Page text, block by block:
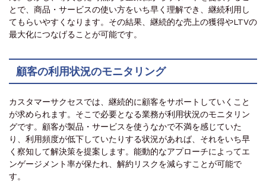
とで、商品・サービスの使い方をいち早く理解でき、継続利用し
てもらいやすくなります。その結果、継続的な売上の獲得やLTVの
最大化につなげることが可能です。
顧客の利用状況のモニタリング
カスタマーサクセスでは、継続的に顧客をサポートしていくこと
が求められます。そこで必要となる業務が利用状況のモニタリン
グです。顧客が製品・サービスを使うなかで不満を感じていた
り、利用頻度が低下していたりする状況があれば、それをいち早
く察知して解決策を提案します。能動的なアプローチによってエ
ンゲージメント率が保たれ、解約リスクを減らすことが可能で
す。